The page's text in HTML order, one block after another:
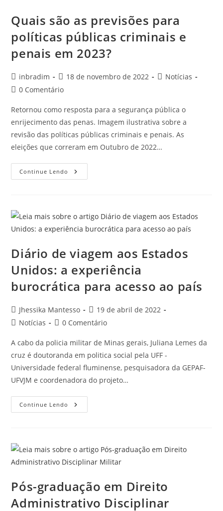
Quais são as previsões para
políticas públicas criminais e
penais em 2023?
inbradim 18 de novembro de 2022
Notícias
0 Comentário
Retornou como resposta para a segurança pública o
enrijecimento das penas. Imagem ilustrativa sobre a
revisão das políticas públicas criminais e penais. As
eleições que correram em Outubro de 2022…
Continue Lendo
Diário de viagem aos Estados
Unidos: a experiência
burocrática para acesso ao país
Jhessika Mantesso
19 de abril de 2022
Notícias
0 Comentário
A cabo da policia militar de Minas gerais, Juliana Lemes da
cruz é doutoranda em politica social pela UFF -
Universidade federal fluminense, pesquisadora da GEPAF-
UFVJM e coordenadora do projeto…
Continue Lendo
Pós-graduação em Direito
Administrativo Disciplinar